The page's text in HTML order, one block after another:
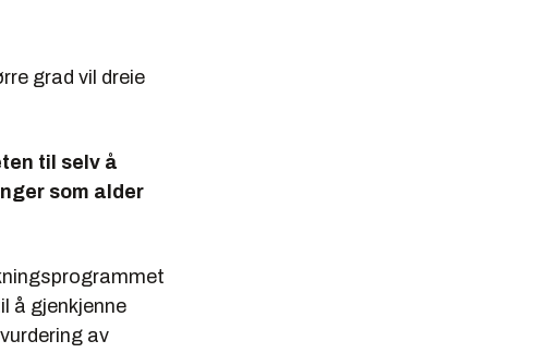
grad vil dreie
til selv å
som alder
å gjenkjenne
av